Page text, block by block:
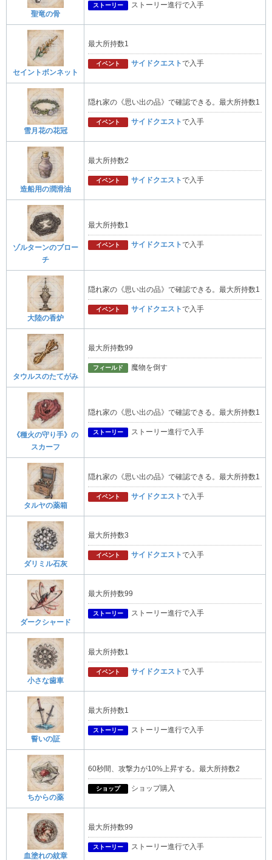
聖竜の骨
ストーリー ストーリー進行で入手
セイントボンネット
最大所持数1
イベント サイドクエストで入手
雪月花の花冠
隠れ家の《思い出の品》で確認できる。最大所持数1
イベント サイドクエストで入手
造船用の潤滑油
最大所持数2
イベント サイドクエストで入手
ゾルターンのブロー
チ
最大所持数1
イベント サイドクエストで入手
大陸の香炉
隠れ家の《思い出の品》で確認できる。最大所持数1
イベント サイドクエストで入手
タウルスのたてがみ
最大所持数99
フィールド 魔物を倒す
《種火の守り手》の
スカーフ
隠れ家の《思い出の品》で確認できる。最大所持数1
ストーリー ストーリー進行で入手
タルヤの薬箱
隠れ家の《思い出の品》で確認できる。最大所持数1
イベント サイドクエストで入手
ダリミル石灰
最大所持数3
イベント サイドクエストで入手
ダークシャード
最大所持数99
ストーリー ストーリー進行で入手
小さな歯車
最大所持数1
イベント サイドクエストで入手
誓いの証
最大所持数1
ストーリー ストーリー進行で入手
ちからの薬
60秒間、攻撃力が10%上昇する。最大所持数2
ショップ ショップ購入
血塗れの紋章
最大所持数99
ストーリー ストーリー進行で入手